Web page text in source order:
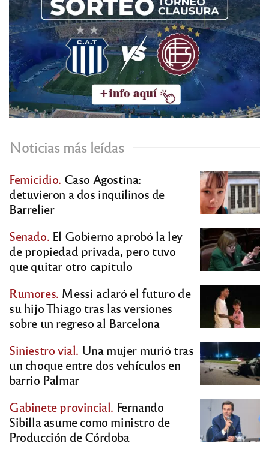
Noticias más leídas
Femicidio. Caso Agostina:
detuvieron a dos inquilinos de
Barrelier
Senado. El Gobierno aprobó la ley
de propiedad privada, pero tuvo
que quitar otro capítulo
Rumores. Messi aclaró el futuro de
su hijo Thiago tras las versiones
sobre un regreso al Barcelona
Siniestro vial. Una mujer murió tras
un choque entre dos vehículos en
barrio Palmar
Gabinete provincial. Fernando
Sibilla asume como ministro de
Producción de Córdoba